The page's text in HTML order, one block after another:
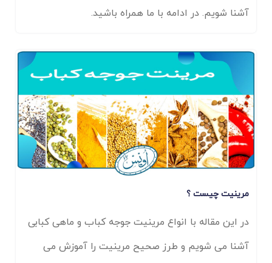
آشنا شویم. در ادامه با ما همراه باشید.
مرینیت چیست ؟
در این مقاله با انواع مرینیت جوجه کباب و ماهی کبابی
آشنا می شویم و طرز صحیح مرینیت را آموزش می